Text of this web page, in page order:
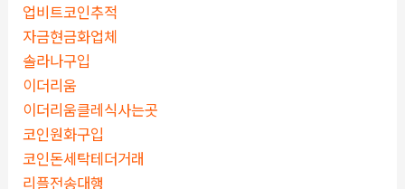
업비트코인추적
자금현금화업체
솔라나구입
이더리움
이더리움클레식사는곳
코인원화구입
코인돈세탁테더거래
리플전송대행